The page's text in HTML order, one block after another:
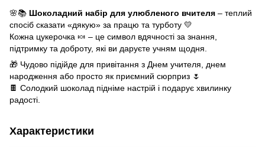
🌸📚 Шоколадний набір для улюбленого вчителя – теплий
спосіб сказати «дякую» за працю та турботу 💛
Кожна цукерочка 🍬 – це символ вдячності за знання,
підтримку та доброту, які ви даруєте учням щодня.
🎁 Чудово підійде для привітання з Днем учителя, днем
народження або просто як приємний сюрприз 🌷
🍫 Солодкий шоколад підніме настрій і подарує хвилинку
радості.
Характеристики